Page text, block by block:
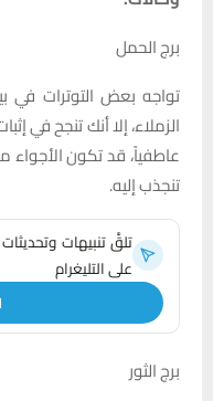
برج الحمل
تواجه بعض التوترات في
الزملاء، إلا أنك تنجح في
عاطفياً، قد تكون
تنجذب إليه.
تلقَّ تنبيهات
على التليغرام
برج الثور